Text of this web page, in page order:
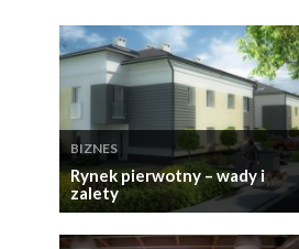
BIZNES
Rynek pierwotny – wady i
zalety